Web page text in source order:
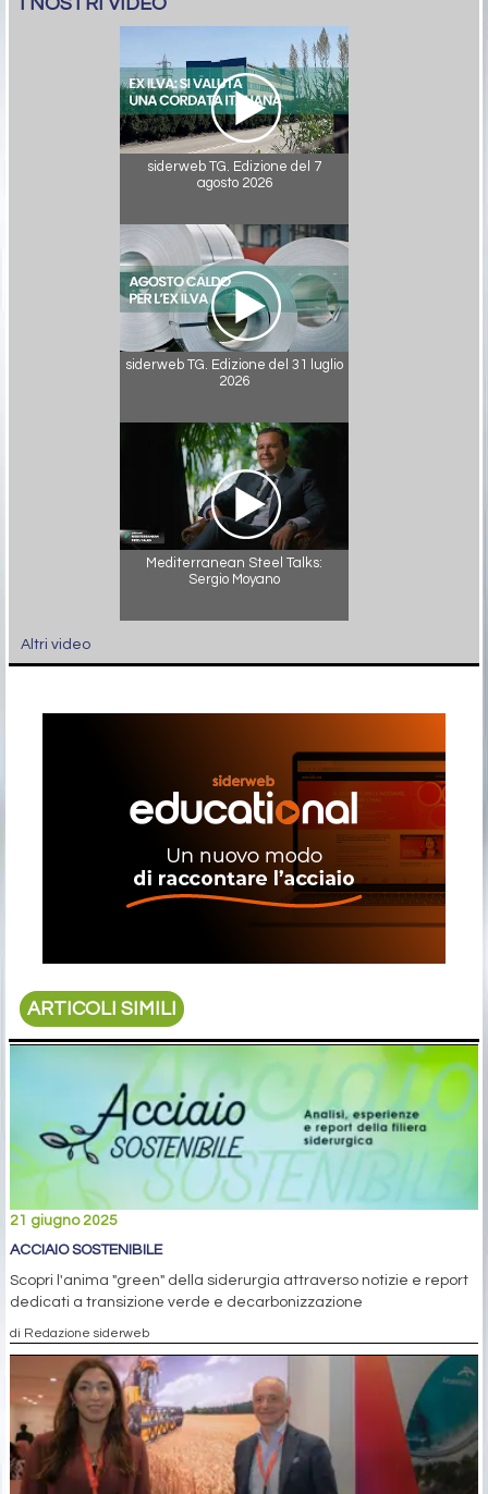
siderweb TG. Edizione del 7
agosto 2026
siderweb TG. Edizione del 31 luglio
2026
Mediterranean Steel Talks:
Sergio Moyano
Altri video
ARTICOLI SIMILI
21 giugno 2025
ACCIAIO SOSTENIBILE
Scopri l'anima "green" della siderurgia attraverso notizie e report
dedicati a transizione verde e decarbonizzazione
di Redazione siderweb